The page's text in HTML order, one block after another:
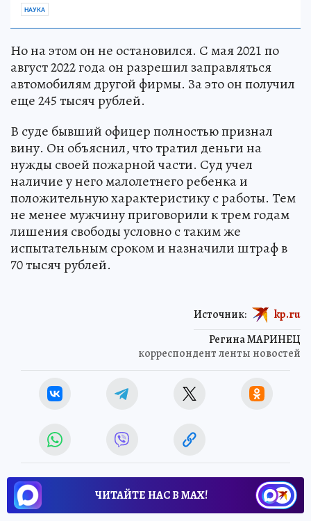
НАУКА
Но на этом он не остановился. С мая 2021 по
август 2022 года он разрешил заправляться
автомобилям другой фирмы. За это он получил
еще 245 тысяч рублей.
В суде бывший офицер полностью признал
вину. Он объяснил, что тратил деньги на
нужды своей пожарной части. Суд учел
наличие у него малолетнего ребенка и
положительную характеристику с работы. Тем
не менее мужчину приговорили к трем годам
лишения свободы условно с таким же
испытательным сроком и назначили штраф в
70 тысяч рублей.
Регина МАРИНЕЦ
корреспондент ленты новостей
Источник: kp.ru
ЧИТАЙТЕ НАС В МАХ!